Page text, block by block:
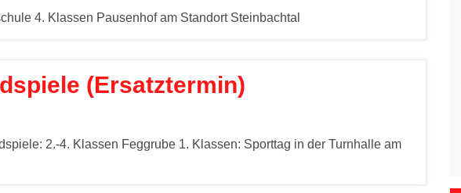
4. Klassen Pausenhof am Standort Steinbachtal
(Ersatztermin)
2.-4. Klassen Feggrube 1. Klassen: Sporttag in der Turnhalle am